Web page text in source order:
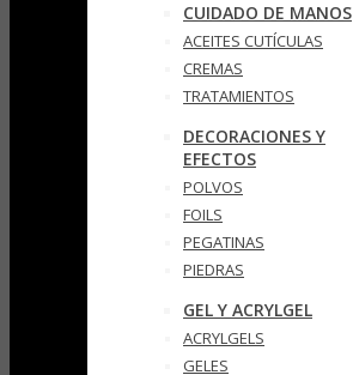
CUIDADO DE MANOS
ACEITES CUTÍCULAS
CREMAS
TRATAMIENTOS
DECORACIONES Y
EFECTOS
POLVOS
FOILS
PEGATINAS
PIEDRAS
GEL Y ACRYLGEL
ACRYLGELS
GELES